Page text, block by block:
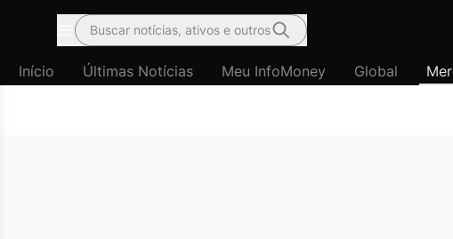
Menu
Buscar notícias, ativos e outros
Início Últimas Notícias Meu InfoMoney Global